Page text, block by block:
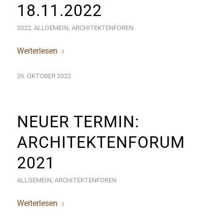
18.11.2022
2022, ALLGEMEIN, ARCHITEKTENFOREN
Weiterlesen
26. OKTOBER 2022
NEUER TERMIN:
ARCHITEKTENFORUM
2021
ALLGEMEIN, ARCHITEKTENFOREN
Weiterlesen